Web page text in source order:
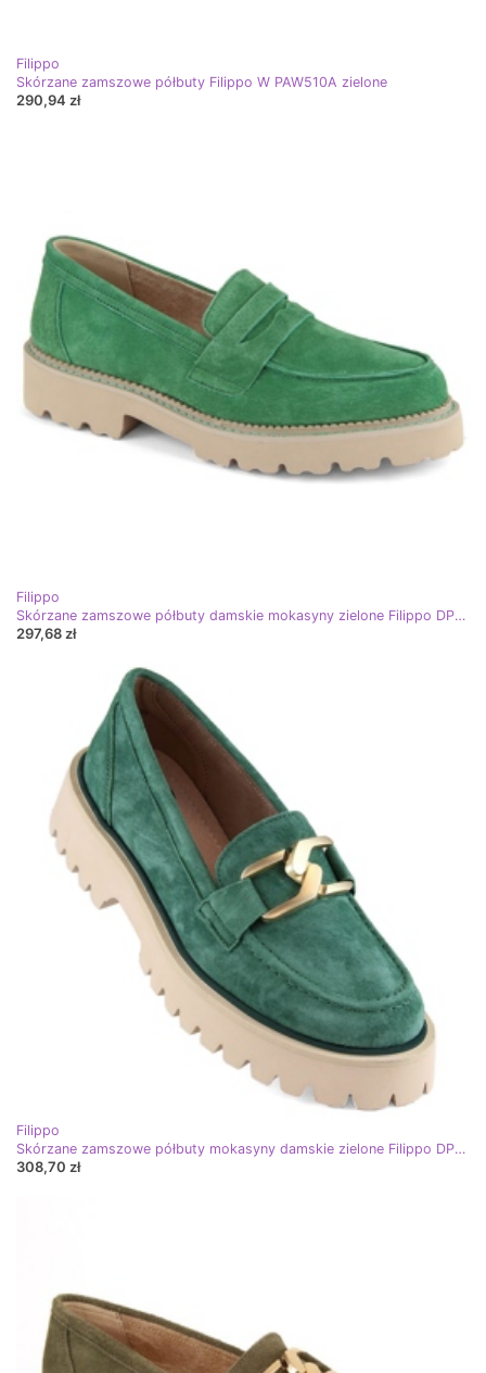
Filippo
Skórzane zamszowe półbuty Filippo W PAW510A zielone
290,94 zł
Filippo
Skórzane zamszowe półbuty damskie mokasyny zielone Filippo DP6090
297,68 zł
Filippo
Skórzane zamszowe półbuty mokasyny damskie zielone Filippo DP4916
308,70 zł